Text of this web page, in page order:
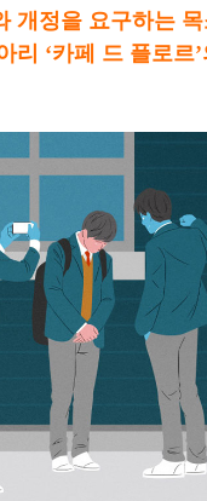
개정을 요구하는
리 ‘카페 드 플로르